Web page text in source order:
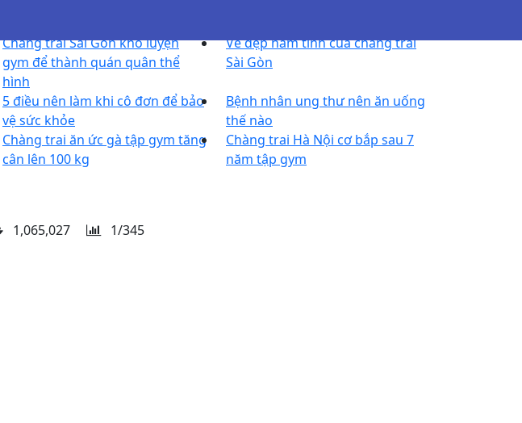
Chàng trai Sài Gòn khổ luyện
gym để thành quán quân thể
hình
Vẻ đẹp nam tính của chàng trai
Sài Gòn
5 điều nên làm khi cô đơn để bảo
vệ sức khỏe
Bệnh nhân ung thư nên ăn uống
thế nào
Chàng trai ăn ức gà tập gym tăng
cân lên 100 kg
Chàng trai Hà Nội cơ bắp sau 7
năm tập gym
1,065,027 1/345